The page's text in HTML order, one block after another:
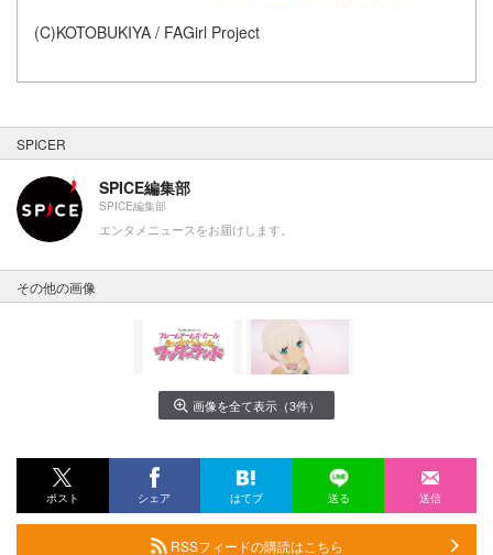
(C)KOTOBUKIYA / FAGirl Project
SPICER
SPICE編集部
SPICE編集部
エンタメニュースをお届けします。
その他の画像
画像を全て表示（3件）
ポスト シェア はてブ 送る 送信
RSSフィードの購読はこちら